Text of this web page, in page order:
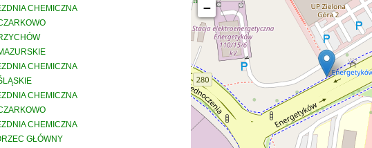
CHEMICZNA
CHEMICZNA
CHEMICZNA
CHEMICZNA
GŁÓWNY
−